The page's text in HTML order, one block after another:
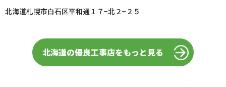
北海道札幌市白石区平和通１７−北２−２５
北海道の優良工事店をもっと見る